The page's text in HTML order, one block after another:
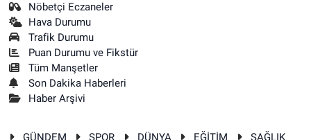
Nöbetçi Eczaneler
Hava Durumu
Trafik Durumu
Puan Durumu ve Fikstür
Tüm Manşetler
Son Dakika Haberleri
Haber Arşivi
GÜNDEM SPOR DÜNYA EĞİTİM SAĞLIK